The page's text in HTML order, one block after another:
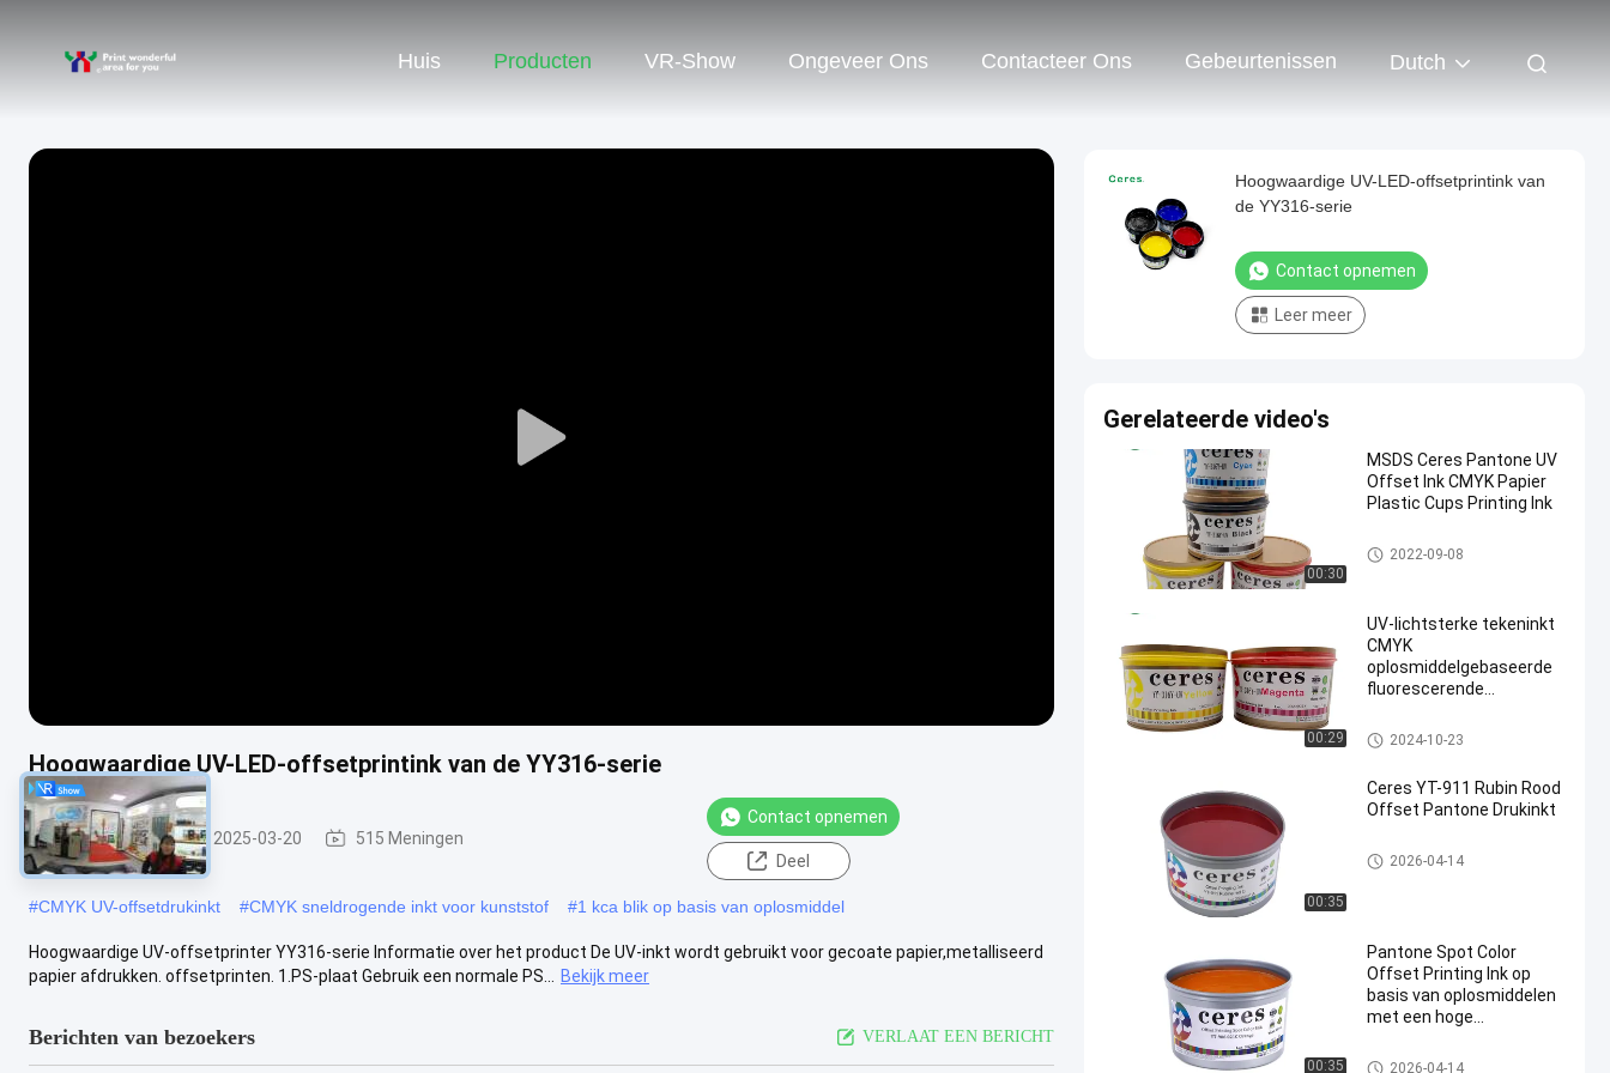
Huis Producten VR-Show Ongeveer Ons Contacteer Ons Gebeurtenissen Dutch
Play
Hoogwaardige UV-LED-offsetprintink van de YY316-serie
UV-offsetinkt 2025-03-20 515 Meningen
Contact opnemen
Deel
#CMYK UV-offsetdrukinkt #CMYK sneldrogende inkt voor kunststof #1 kca blik op basis van oplosmiddel
Hoogwaardige UV-offsetprinter YY316-serie Informatie over het product De UV-inkt wordt gebruikt voor gecoate papier,metalliseerd
papier afdrukken. offsetprinten. 1.PS-plaat Gebruik een normale PS...
Bekijk meer
Berichten van bezoekers VERLAAT EEN BERICHT
Hoogwaardige UV-LED-offsetprintink van
de YY316-serie
Contact opnemen
Leer meer
Gerelateerde video's
00:30
MSDS Ceres Pantone UV
Offset Ink CMYK Papier
Plastic Cups Printing Ink
UV-offsetinkt
2022-09-08
00:29
UV-lichtsterke tekeninkt
CMYK
oplosmiddelgebaseerde
fluorescerende
UV-offsetinkt
2024-10-23
00:35
Ceres YT-911 Rubin Rood
Offset Pantone Drukinkt
Offsetdrukinkt
2026-04-14
00:35
Pantone Spot Color
Offset Printing Ink op
basis van oplosmiddelen
met een hoge
pakketdruk
Offsetdrukinkt
2026-04-14